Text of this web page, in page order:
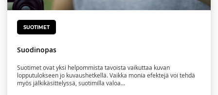
SUOTIMET
Suodinopas
Suotimet ovat yksi helpommista tavoista vaikuttaa kuvan
lopputulokseen jo kuvaushetkellä. Vaikka monia efektejä voi tehdä
myös jälkikäsittelyssä, suotimilla valoa...